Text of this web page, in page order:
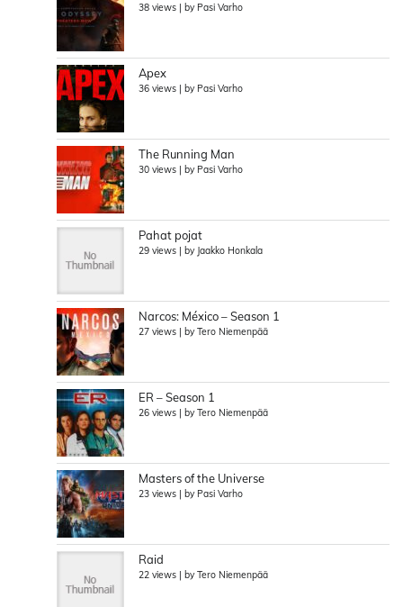
38 views | by Pasi Varho
Apex
36 views | by Pasi Varho
The Running Man
30 views | by Pasi Varho
Pahat pojat
29 views | by Jaakko Honkala
Narcos: México – Season 1
27 views | byTero Niemenpää
ER – Season 1
26 views | byTero Niemenpää
Masters of the Universe
23 views | by Pasi Varho
Raid
22 views | byTero Niemenpää